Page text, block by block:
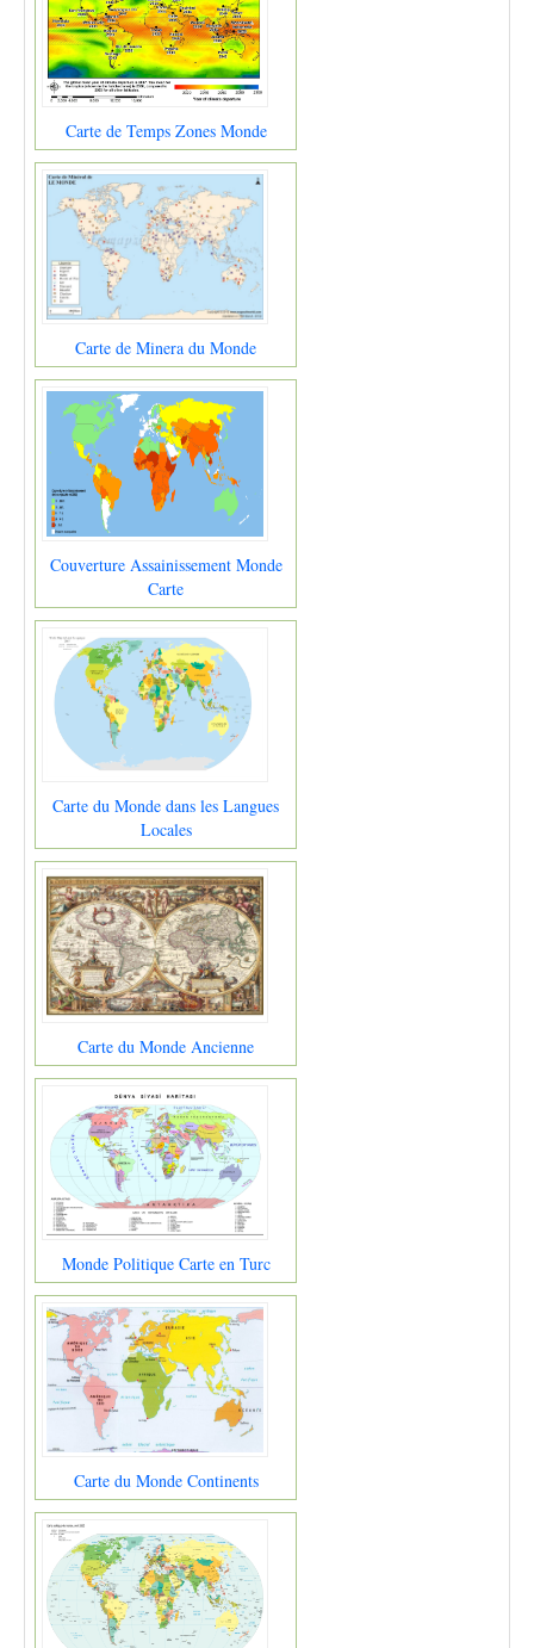
Carte de Temps Zones Monde
Carte de Minera du Monde
Couverture Assainissement Monde
Carte
Carte du Monde dans les Langues
Locales
Carte du Monde Ancienne
Monde Politique Carte en Turc
Carte du Monde Continents